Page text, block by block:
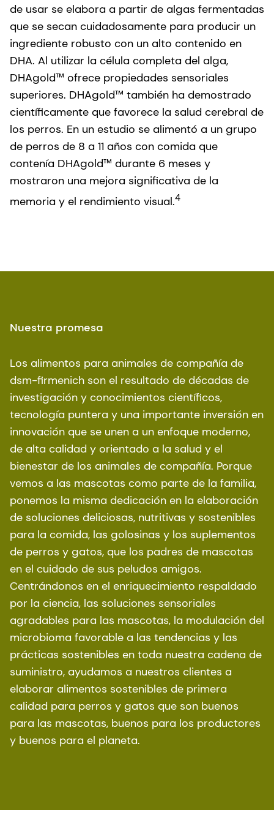
de usar se elabora a partir de algas fermentadas
que se secan cuidadosamente para producir un
ingrediente robusto con un alto contenido en
DHA. Al utilizar la célula completa del alga,
DHAgold™ ofrece propiedades sensoriales
superiores. DHAgold™ también ha demostrado
científicamente que favorece la salud cerebral de
los perros. En un estudio se alimentó a un grupo
de perros de 8 a 11 años con comida que
contenía DHAgold™ durante 6 meses y
mostraron una mejora significativa de la
memoria y el rendimiento visual.4
Nuestra promesa
Los alimentos para animales de compañía de
dsm-firmenich son el resultado de décadas de
investigación y conocimientos científicos,
tecnología puntera y una importante inversión en
innovación que se unen a un enfoque moderno,
de alta calidad y orientado a la salud y el
bienestar de los animales de compañía. Porque
vemos a las mascotas como parte de la familia,
ponemos la misma dedicación en la elaboración
de soluciones deliciosas, nutritivas y sostenibles
para la comida, las golosinas y los suplementos
de perros y gatos, que los padres de mascotas
en el cuidado de sus peludos amigos.
Centrándonos en el enriquecimiento respaldado
por la ciencia, las soluciones sensoriales
agradables para las mascotas, la modulación del
microbioma favorable a las tendencias y las
prácticas sostenibles en toda nuestra cadena de
suministro, ayudamos a nuestros clientes a
elaborar alimentos sostenibles de primera
calidad para perros y gatos que son buenos
para las mascotas, buenos para los productores
y buenos para el planeta.